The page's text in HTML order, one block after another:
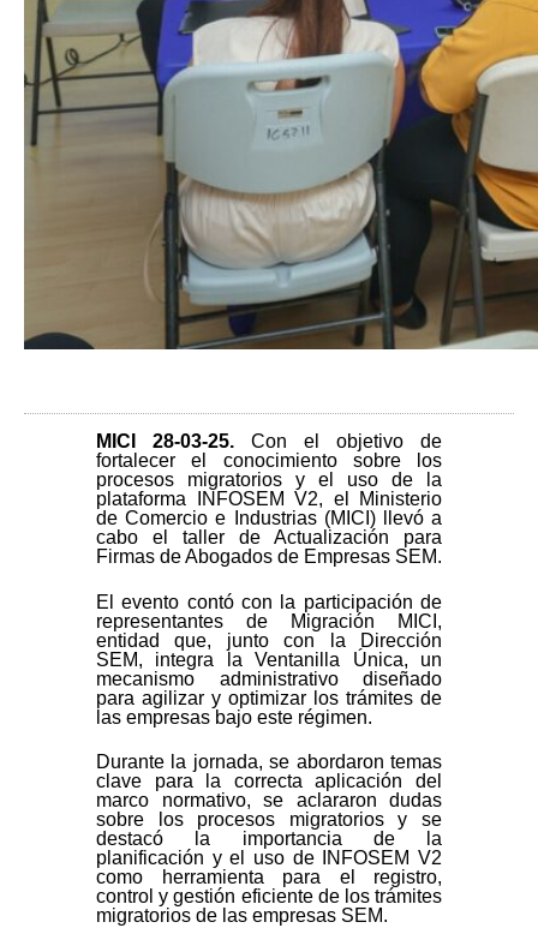
MICI 28-03-25. Con el objetivo de
fortalecer el conocimiento sobre los
procesos migratorios y el uso de la
plataforma INFOSEM V2, el Ministerio
de Comercio e Industrias (MICI) llevó a
cabo el taller de Actualización para
Firmas de Abogados de Empresas SEM.
El evento contó con la participación de
representantes de Migración MICI,
entidad que, junto con la Dirección
SEM, integra la Ventanilla Única, un
mecanismo administrativo diseñado
para agilizar y optimizar los trámites de
las empresas bajo este régimen.
Durante la jornada, se abordaron temas
clave para la correcta aplicación del
marco normativo, se aclararon dudas
sobre los procesos migratorios y se
destacó la importancia de la
planificación y el uso de INFOSEM V2
como herramienta para el registro,
control y gestión eficiente de los trámites
migratorios de las empresas SEM.